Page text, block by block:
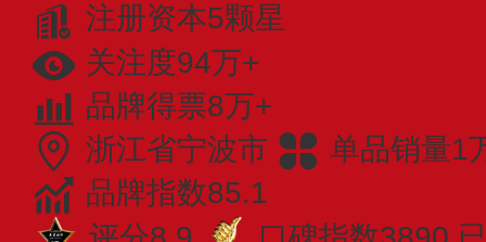
注册资本5颗星
关注度94万+
品牌得票8万+
浙江省宁波市
单品销量1
品牌指数85.1